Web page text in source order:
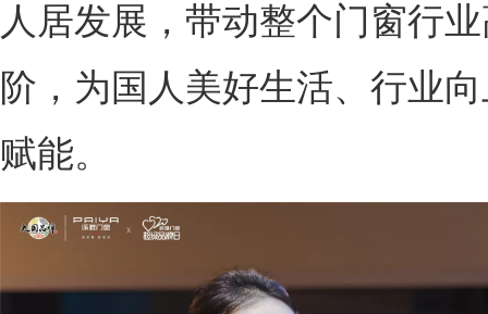
人居发展，带动整个门窗行
阶，为国人美好生活、行业
赋能。